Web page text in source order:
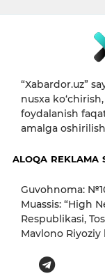
“Xabardor.uz”
nusxa
foydalanish
amalga
ALOQA REKLAMA
Guvohnoma:
Muassis: “High
Respublikasi,
Mavlono Riyoziy